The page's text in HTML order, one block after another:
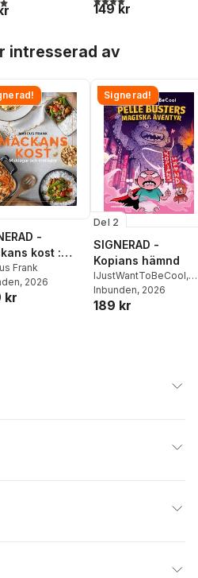
149 kr
intresserad av
-
kost :
och
Frank
, 2026
kr
Signerad!
Del 2
SIGNERAD -
Kopians hämnd
IJustWantToBeCool,
Joel Adolphson
Ejdemo Beer
Inbunden, 2026
189 kr